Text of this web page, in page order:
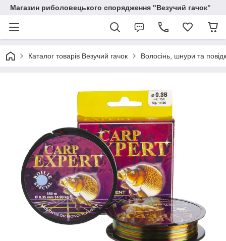
Магазин риболовецького спорядження "Везучий гачок"
Каталог товарів Везучий гачок Волосінь, шнури та